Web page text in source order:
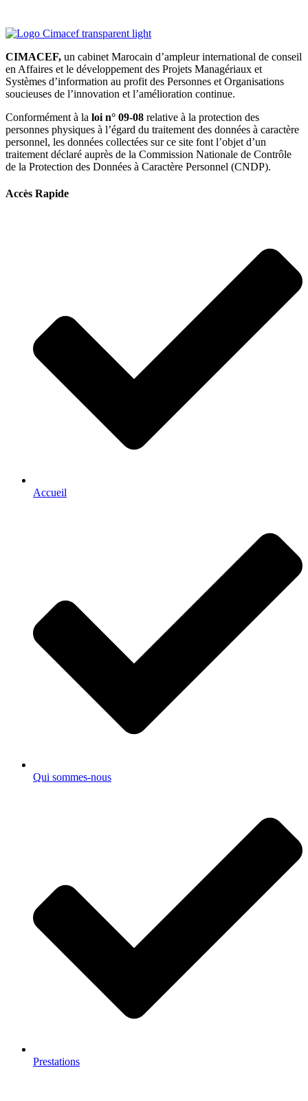
CIMACEF, un cabinet Marocain d’ampleur international de conseil
en Affaires et le développement des Projets Managériaux et
Systèmes d’information au profit des Personnes et Organisations
soucieuses de l’innovation et l’amélioration continue.
Conformément à la loi n° 09-08 relative à la protection des
personnes physiques à l’égard du traitement des données à caractère
personnel, les données collectées sur ce site font l’objet d’un
traitement déclaré auprès de la Commission Nationale de Contrôle
de la Protection des Données à Caractère Personnel (CNDP).
Accès Rapide
Accueil
Qui sommes-nous
Prestations